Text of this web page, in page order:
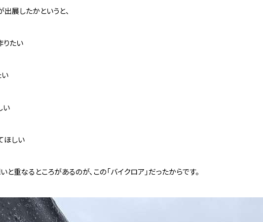
展したかというと、
りたい
い
い
ほしい
重なるところがあるのが、この「バイクロア」だったからです。